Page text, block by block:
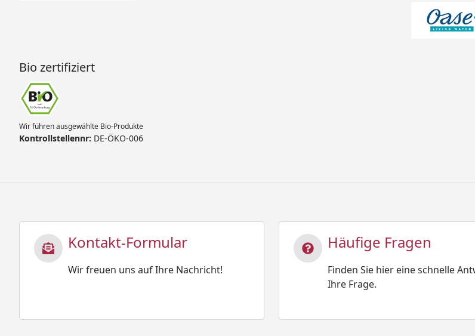
Bio zertifiziert
Wir führen ausgewählte Bio-Produkte
Kontrollstellennr: DE-ÖKO-006
Kontakt-Formular
Wir freuen uns auf Ihre Nachricht!
Häufige Fragen
Finden Sie hier eine schnelle
Ihre Frage.